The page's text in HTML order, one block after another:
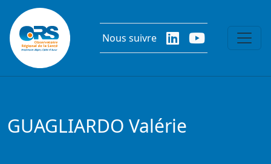
Aller au contenu principal
Nous suivre
GUAGLIARDO Valérie